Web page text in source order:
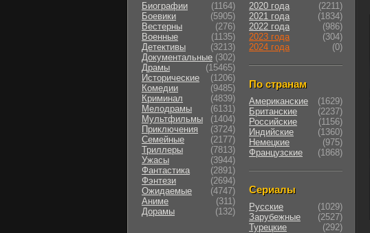
Биографии
(1164)
Боевики
(5905)
Вестерны
(276)
Военные
(1135)
Детективы
(3213)
Документальные (302)
Драмы
(15465)
Исторические
(1206)
Комедии
(9485)
Криминал
(4839)
Мелодрамы
(6131)
Мультфильмы
(1404)
Приключения
(3724)
Семейные
(2177)
Триллеры
(7813)
Ужасы
(3944)
Фантастика
(2891)
Фэнтези
(2694)
Ожидаемые
(4747)
Аниме
(311)
Дорамы
(132)
2020 года
(2211)
2021 года
(1834)
2022 года
(986)
2023 года
(304)
2024 года
(0)
По странам
Американские
(1629)
Британские
(2237)
Российские
(1156)
Индийские
(1360)
Немецкие
(975)
Французские
(1868)
Сериалы
Русские
(1029)
Зарубежные
(2527)
Турецкие
(292)